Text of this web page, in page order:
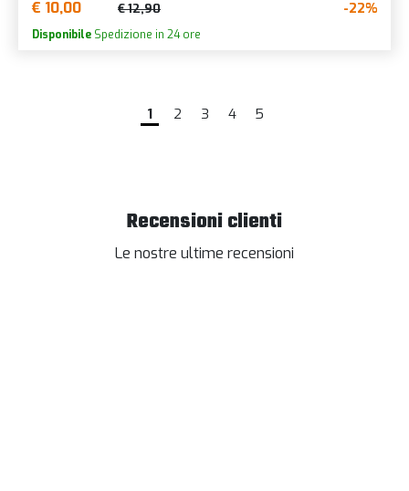
€ 10,00 € 12,90 -22%
Disponibile Spedizione in 24 ore
1 2 3 4 5
Recensioni clienti
Le nostre ultime recensioni